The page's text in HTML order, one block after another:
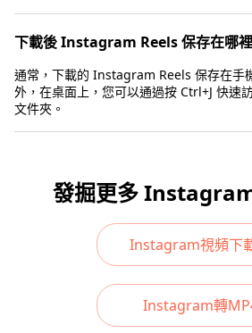
下載後 Instagram Reels 保存在哪
通常，下載的 Instagram Reels 保存在手
外，在桌面上，您可以通過按 Ctrl+J 快速
文件夾。
發掘更多
Instagram視頻下
Instagram轉